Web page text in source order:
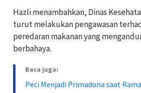
Hazli menambahkan, Dinas
turut melakukan pengawasan
peredaran makanan yang
berbahaya.
Baca juga:
Peci Menjadi Primadona saat